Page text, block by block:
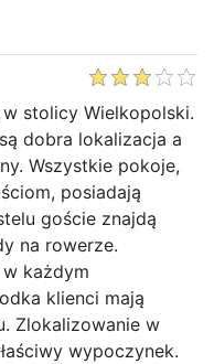
stolicy Wielkopolski.
dobra lokalizacja a
Wszystkie pokoje,
posiadają
goście znajdą
na rowerze.
każdym
klienci mają
Zlokalizowanie w
wypoczynek.